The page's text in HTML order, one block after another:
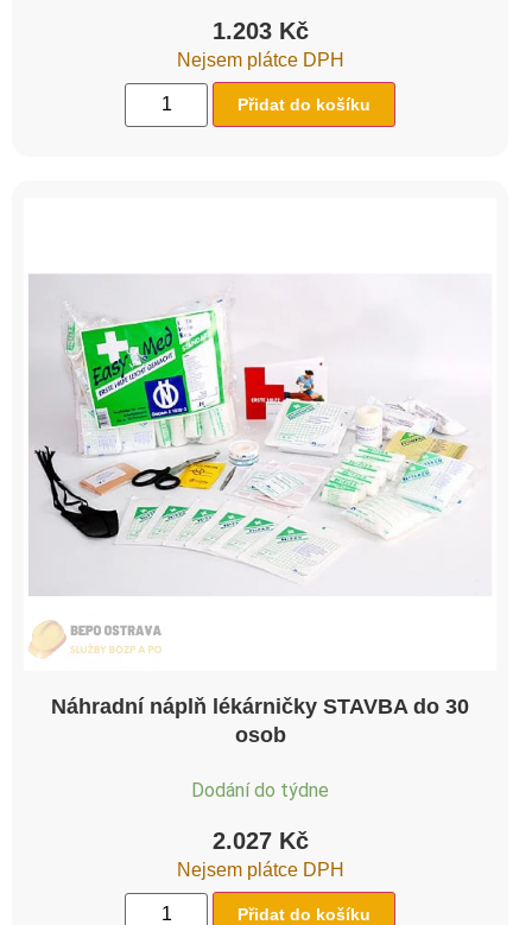
1.203 Kč
Nejsem plátce DPH
Přidat do košíku
Náhradní náplň lékárničky STAVBA do 30
osob
Dodání do týdne
2.027 Kč
Nejsem plátce DPH
Přidat do košíku